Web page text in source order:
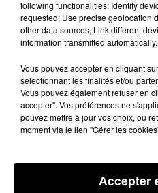
100%
23 juin 2023 - 3 min 16 sec
LES INFOS DU TARN
following functionalities: Identify
requested; Use precise geolocation
other data sources; Link different
information transmitted automatically.
Vous pouvez accepter en cliquant
sélectionnant les finalités et/ou
Vous pouvez également refuser en
accepter". Vos préférences ne
pouvez mettre à jour vos choix, ou
moment via le lien "Gérer les
Accepter